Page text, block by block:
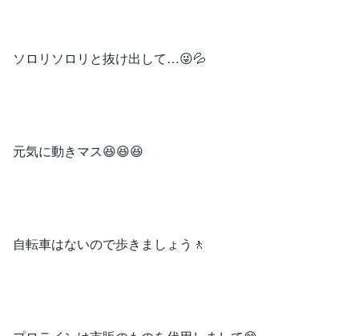
ソロリソロリと抜け出して…😜💦
元気に動きマス😆😆😆
自転車はないので歩きましょう🚶